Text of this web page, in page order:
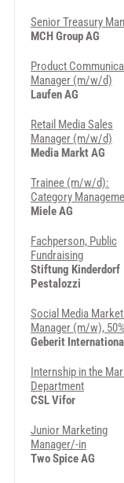
Senior Treasury
MCH Group AG
Product
Manager (m/w/d)
Laufen AG
Retail Media Sales
Manager (m/w/d)
Media Markt AG
Trainee (m/w/d):
Category
Miele AG
Fachperson, Public
Fundraising
Stiftung Kinderdorf
Pestalozzi
Social Media
Manager (m/w), 50%
Geberit
Internship in the
Department
CSL Vifor
Junior Marketing
Manager/-in
Two Spice AG